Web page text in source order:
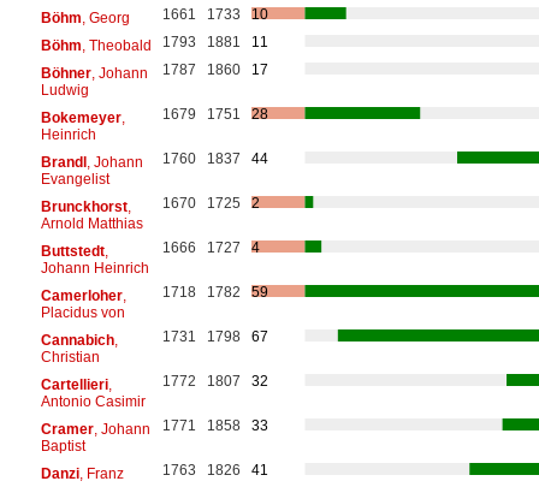
Böhm , Georg 1661 1733
10
Böhm , Theobald 1793 1881
11
Böhner, Johann
Ludwig
1787 1860 17
Bokemeyer,
Heinrich
1679 1751 28
Brandl, Johann
Evangelist
1760 1837 44
Brunckhorst,
Arnold Matthias
1670 1725 2
Buttstedt,
Johann Heinrich
1666 1727 4
Camerloher,
Placidus von
1718 1782 59
Cannabich,
Christian
1731 1798 67
Cartellieri,
Antonio Casimir
1772 1807 32
Cramer, Johann
Baptist
1771 1858 33
Danzi, Franz 1763 1826
41